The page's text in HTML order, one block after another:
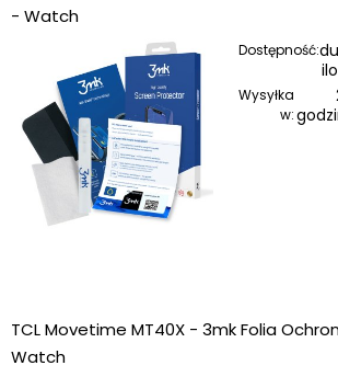
- Watch
Dostępność:
Wysyłka
w:
TCL Movetime MT40X - 3mk Folia
Watch